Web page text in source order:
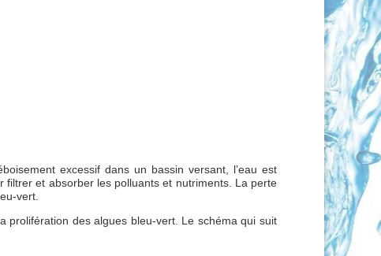
excessif dans un bassin versant, l’eau est
filtrer et absorber les polluants et nutriments. La perte
vert.
prolifération des algues bleu-vert. Le schéma qui suit